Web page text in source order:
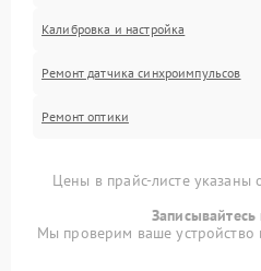
Калибровка и настройка
Ремонт датчика синхроимпульсов
Ремонт оптики
Цены в прайс-листе указаны
Мы проверим ваше устройство